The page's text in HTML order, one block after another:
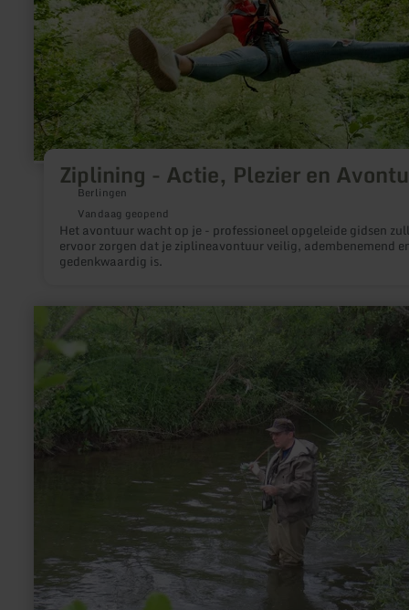
Ziplining - Actie, Plezier en
Berlingen
Vandaag geopend
Het avontuur wacht op je - professioneel opgeleide gidsen
ervoor zorgen dat je ziplineavontuur veilig, adembenemend
gedenkwaardig is.
informatie
over:
Vissen
Jünkerath,
Kyll